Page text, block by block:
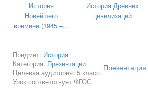
История
Новейшего
времени (1945 –...
История Древних
цивилизаций
Предмет: История
Категория: Презентации
Целевая аудитория: 5 класс.
Урок соответствует ФГОС